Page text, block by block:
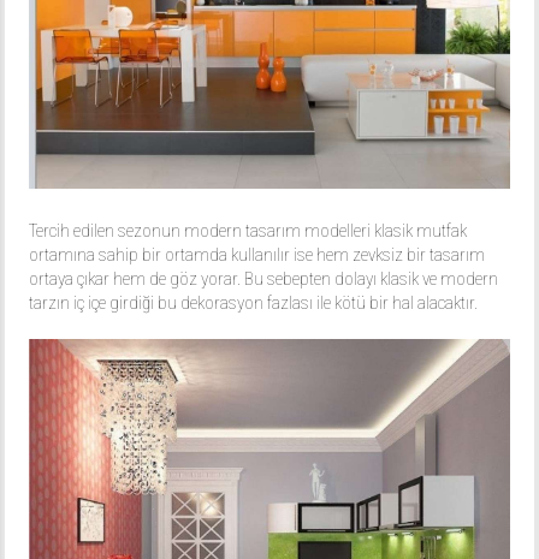
Tercih edilen sezonun modern tasarım modelleri klasik mutfak
ortamına sahip bir ortamda kullanılır ise hem zevksiz bir tasarım
ortaya çıkar hem de göz yorar. Bu sebepten dolayı klasik ve modern
tarzın iç içe girdiği bu dekorasyon fazlası ile kötü bir hal alacaktır.